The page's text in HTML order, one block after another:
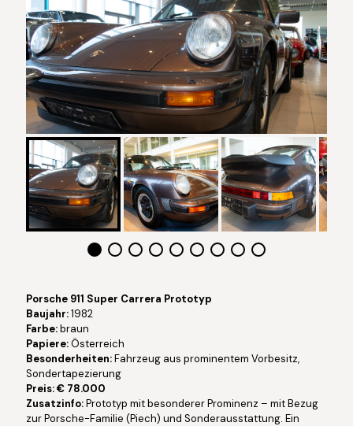
Porsche 911 Super Carrera Prototyp
Baujahr:1982
Farbe:braun
Papiere:Österreich
Besonderheiten:Fahrzeug aus prominentem Vorbesitz,
Sondertapezierung
Preis: € 78.000
Zusatzinfo:Prototyp mit besonderer Prominenz – mit Bezug
zur Porsche-Familie (Piech) und Sonderausstattung. Ein